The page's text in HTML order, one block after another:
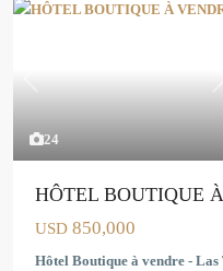
24
HÔTEL BOUTIQUE
USD 850,000
Hôtel Boutique à vendre -